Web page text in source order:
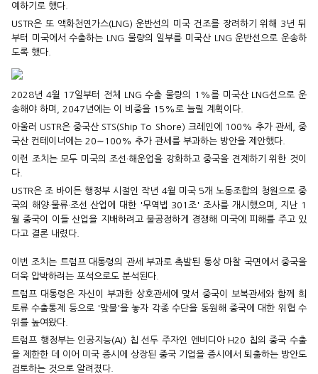
예하기로 했다.
USTR은 또 액화천연가스(LNG) 운반선의 미국 건조를 장려하기 위해 3년 뒤
부터 미국에서 수출하는 LNG 물량의 일부를 미국산 LNG 운반선으로 운송하
도록 했다.
2028년 4월 17일부터 전체 LNG 수출 물량의 1%를 미국산 LNG선으로 운
송해야 하며, 2047년에는 이 비중을 15%로 늘릴 계획이다.
아울러 USTR은 중국산 STS(Ship To Shore) 크레인에 100% 추가 관세, 중
국산 컨테이너에는 20∼100% 추가 관세를 부과하는 방안을 제안했다.
이런 조치는 모두 미국의 조선·해운업을 강화하고 중국을 견제하기 위한 것이
다.
USTR은 조 바이든 행정부 시절인 작년 4월 미국 5개 노동조합의 청원으로 중
국의 해양·물류·조선 산업에 대한 '무역법 301조' 조사를 개시했으며, 지난 1
월 중국이 이들 산업을 지배하려고 불공정하게 경쟁해 미국에 피해를 주고 있
다고 결론 내렸다.
이번 조치는 트럼프 대통령의 관세 부과로 촉발된 통상 마찰 국면에서 중국을
더욱 압박하려는 포석으로도 분석된다.
트럼프 대통령은 자신이 부과한 상호관세에 맞서 중국이 보복관세와 함께 희
토류 수출통제 등으로 '맞불'을 놓자 각종 수단을 동원해 중국에 대한 위협 수
위를 높여왔다.
트럼프 행정부는 인공지능(AI) 칩 선두 주자인 엔비디아 H20 칩의 중국 수출
을 제한한 데 이어 미국 증시에 상장된 중국 기업을 증시에서 퇴출하는 방안도
검토하는 것으로 알려졌다.